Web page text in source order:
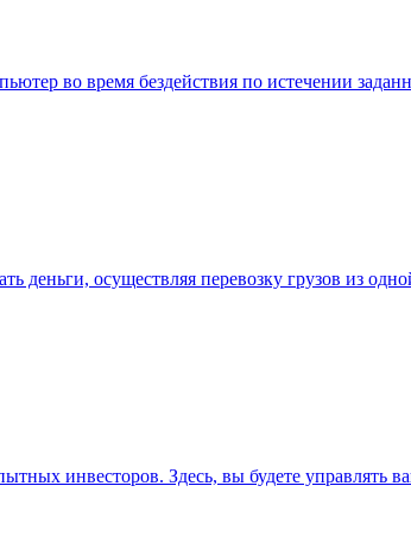
во время бездействия по истечении
деньги, осуществляя перевозку грузов из
инвесторов. Здесь, вы будете управлять